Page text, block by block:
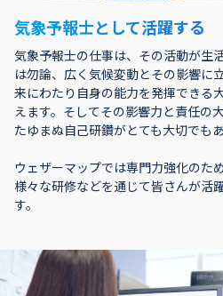
気象予報士として活躍する
気象予報士の仕事は、その活動が生
は勿論、広く気候変動とその影響に
来にわたり自身の能力を発揮できる
えます。そしてその影響力と責任の
たゆまぬ自己研鑽がとても大切でもあ
ウェザーマップでは専門力強化のた
様々な研修などを通じて皆さんが活
す。